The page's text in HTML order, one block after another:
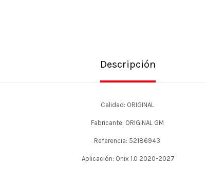
Descripción
Calidad: ORIGINAL
Fabricante: ORIGINAL GM
Referencia: 52186943
Aplicación: Onix 1.0 2020-2027